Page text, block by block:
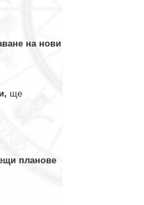
на нови
ще
планове